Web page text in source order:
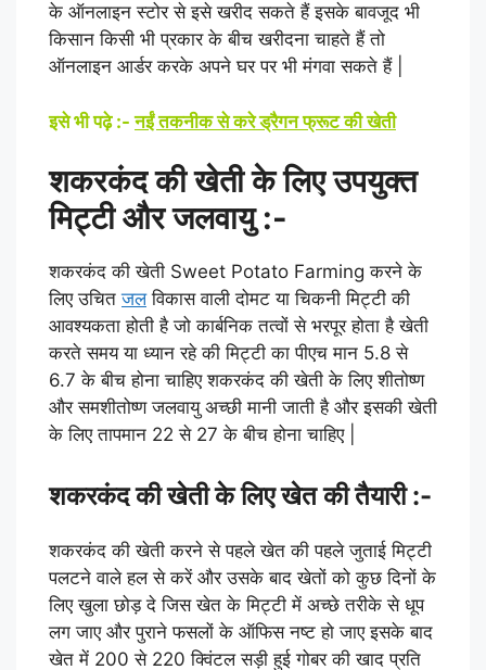
के ऑनलाइन स्टोर से इसे खरीद सकते हैं इसके बावजूद भी
किसान किसी भी प्रकार के बीच खरीदना चाहते हैं तो
ऑनलाइन आर्डर करके अपने घर पर भी मंगवा सकते हैं |
इसे भी पढ़े :-नईं तकनीक से करे ड्रैगन फ्रूट की खेती
शकरकंद की खेती के लिए उपयुक्त
मिट्टी और जलवायु :-
शकरकंद की खेती Sweet Potato Farming करने के
लिए उचितजलविकास वाली दोमट या चिकनी मिट्टी की
आवश्यकता होती है जो कार्बनिक तत्वों से भरपूर होता है खेती
करते समय या ध्यान रहे की मिट्टी का पीएच मान 5.8 से
6.7 के बीच होना चाहिए शकरकंद की खेती के लिए शीतोष्ण
और समशीतोष्ण जलवायु अच्छी मानी जाती है और इसकी खेती
के लिए तापमान 22 से 27 के बीच होना चाहिए |
शकरकंद की खेती के लिए खेत की तैयारी :-
शकरकंद की खेती करने से पहले खेत की पहले जुताई मिट्टी
पलटने वाले हल से करें और उसके बाद खेतों को कुछ दिनों के
लिए खुला छोड़ दे जिस खेत के मिट्टी में अच्छे तरीके से धूप
लग जाए और पुराने फसलों के ऑफिस नष्ट हो जाए इसके बाद
खेत में 200 से 220 क्विंटल सड़ी हुई गोबर की खाद प्रति